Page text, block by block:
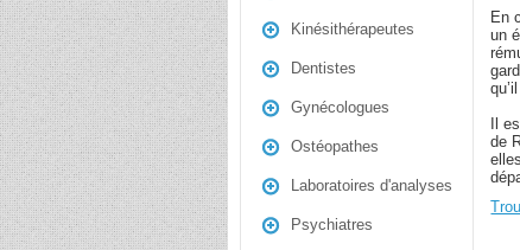
Kinésithérapeutes
Dentistes
Gynécologues
Ostéopathes
Laboratoires d'analyses
Psychiatres
En
un
Il
de